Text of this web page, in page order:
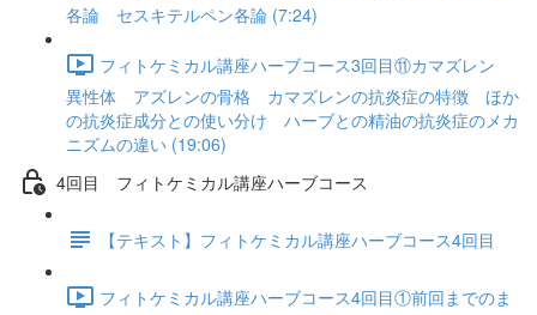
各論 セスキテルペン各論 (7:24)
フィトケミカル講座ハーブコース3回目⑪カマズレン
異性体 アズレンの骨格 カマズレンの抗炎症の特徴 ほか
の抗炎症成分との使い分け ハーブとの精油の抗炎症のメカ
ニズムの違い (19:06)
4回目 フィトケミカル講座ハーブコース
【テキスト】フィトケミカル講座ハーブコース4回目
フィトケミカル講座ハーブコース4回目①前回までのま